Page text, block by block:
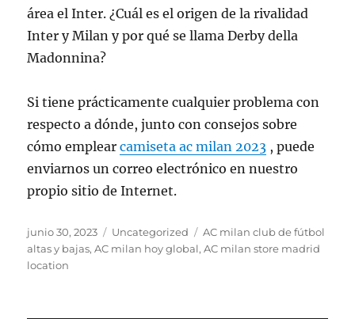
área el Inter. ¿Cuál es el origen de la rivalidad
Inter y Milan y por qué se llama Derby della
Madonnina?
Si tiene prácticamente cualquier problema con
respecto a dónde, junto con consejos sobre
cómo emplearcamiseta ac milan 2023 , puede
enviarnos un correo electrónico en nuestro
propio sitio de Internet.
Publicado
el
junio 30, 2023 Categorías
Uncategorized Etiquetas
AC milan club de fútbol
altas y bajas,AC milan hoy global,AC milan store madrid
location